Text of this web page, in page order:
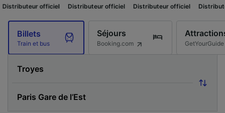
Distributeur officiel Distributeur officiel Distributeur officiel
Billets
Train et bus
Séjours
Booking.com GetYourGuide